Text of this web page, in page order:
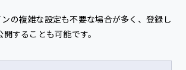
の複雑な設定も不要な場合が多く、登録し
することも可能です。